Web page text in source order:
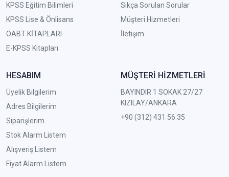
KPSS Eğitim Bilimleri
KPSS Lise & Önlisans
ÖABT KİTAPLARI
E-KPSS Kitapları
Sıkça Sorulan Sorular
Müşteri Hizmetleri
İletişim
HESABIM
Üyelik Bilgilerim
Adres Bilgilerim
Siparişlerim
Stok Alarm Listem
Alışveriş Listem
Fiyat Alarm Listem
MÜŞTERİ HİZMETLERİ
BAYINDIR 1 SOKAK 27/27
KIZILAY/ANKARA
+90 (312) 431 56 35